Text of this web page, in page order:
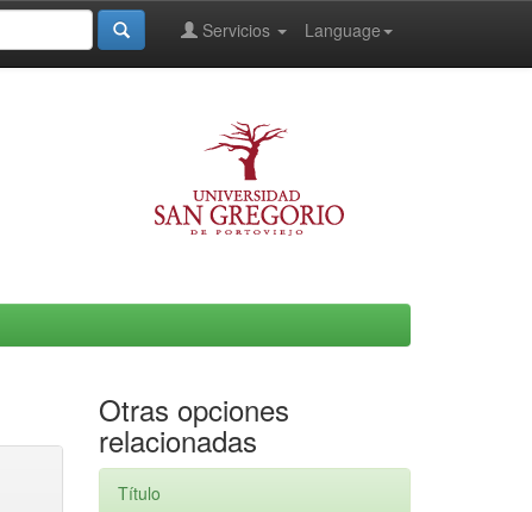
Language
Servicios
Otras opciones
relacionadas
Título